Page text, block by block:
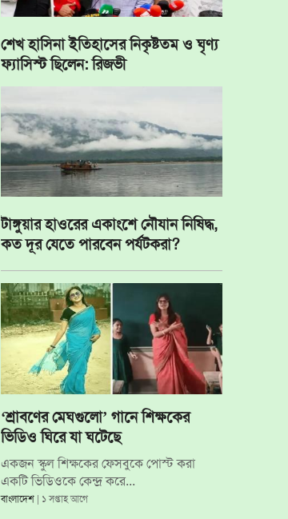
শেখ হাসিনা ইতিহাসের নিকৃষ্টতম ও ঘৃণ্য
ফ্যাসিস্ট ছিলেন: রিজভী
টাঙ্গুয়ার হাওরের একাংশে নৌযান নিষিদ্ধ,
কত দূর যেতে পারবেন পর্যটকরা?
‘শ্রাবণের মেঘগুলো’ গানে শিক্ষকের
ভিডিও ঘিরে যা ঘটেছে
একজন স্কুল শিক্ষকের ফেসবুকে পোস্ট করা
একটি ভিডিওকে কেন্দ্র করে...
বাংলাদেশ | ১ সপ্তাহ আগে